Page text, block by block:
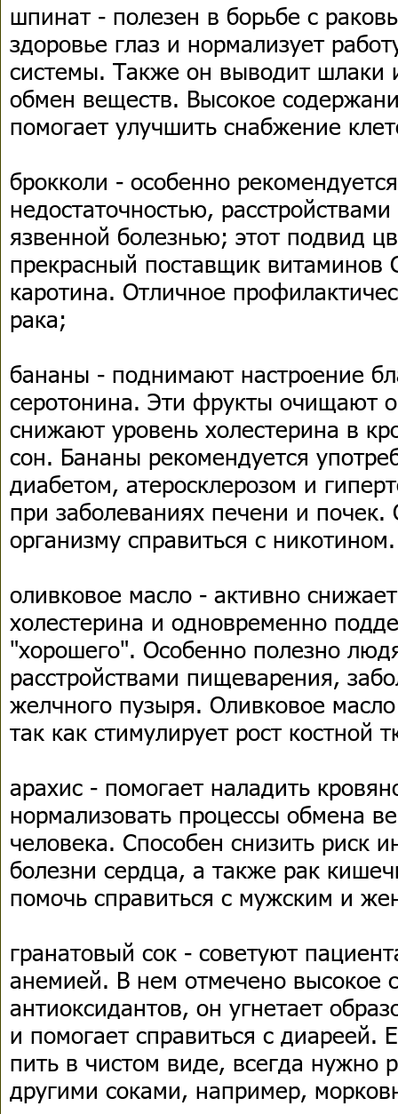
шпинат - полезен в борьбе с
здоровье глаз и нормализует
системы. Также он выводит шлаки
обмен веществ. Высокое
помогает улучшить снабжение
брокколи - особенно
недостаточностью,
язвенной болезнью; этот подвид
прекрасный поставщик витаминов
каротина. Отличное
рака;
бананы - поднимают настроение
серотонина. Эти фрукты очищают
снижают уровень холестерина в
сон. Бананы рекомендуется
диабетом, атеросклерозом и
при заболеваниях печени и
организму справиться с никотином.
оливковое масло - активно
холестерина и одновременно
"хорошего". Особенно полезно
расстройствами пищеварения,
желчного пузыря. Оливковое
так как стимулирует рост костной
арахис - помогает наладить
нормализовать процессы обмена
человека. Способен снизить риск
болезни сердца, а также рак
помочь справиться с мужским и
гранатовый сок - советуют
анемией. В нем отмечено высокое
антиоксидантов, он угнетает
и помогает справиться с диареей.
пить в чистом виде, всегда нужно
другими соками, например,